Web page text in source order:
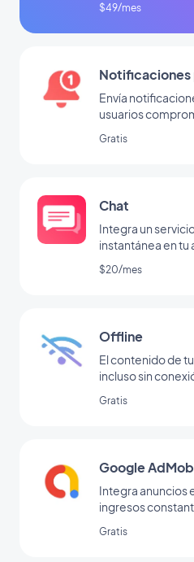
$49/mes
Notificaciones
Envía
usuarios
Gratis
Chat
Integra un
instantánea en tu
$20/mes
Offline
El contenido de
incluso sin
Gratis
Google AdMob
Integra anuncios
ingresos
Gratis